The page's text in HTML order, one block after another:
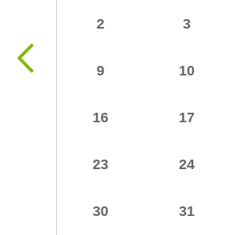
2 3
9 10
16 17
23 24
30 31